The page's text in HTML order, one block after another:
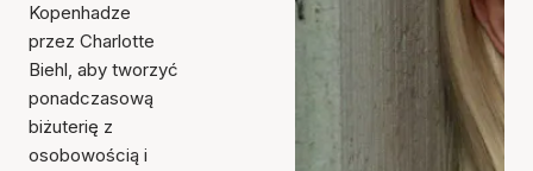
Kopenhadze
przez Charlotte
Biehl, aby tworzyć
ponadczasową
biżuterię z
osobowością i